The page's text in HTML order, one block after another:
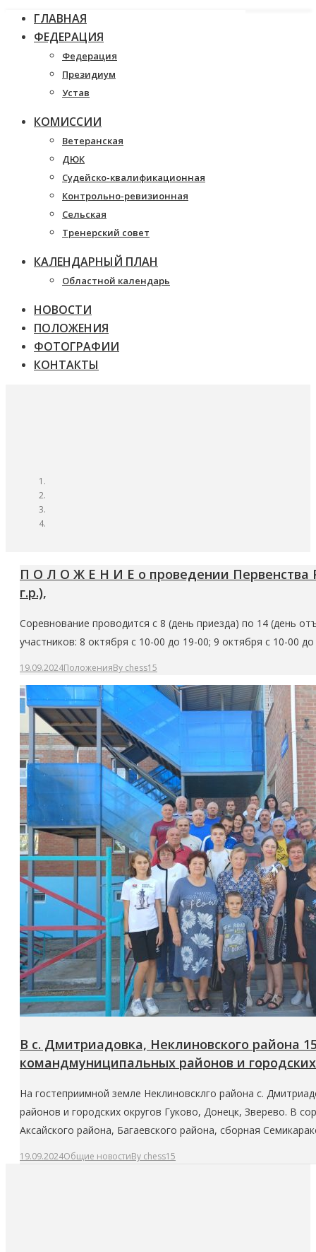
ГЛАВНАЯ
ФЕДЕРАЦИЯ
Федерация
Президиум
Устав
КОМИССИИ
Ветеранская
ДЮК
Судейско-квалификационная
Контрольно-ревизионная
Сельская
Тренерский совет
КАЛЕНДАРНЫЙ ПЛАН
Областной календарь
НОВОСТИ
ПОЛОЖЕНИЯ
ФОТОГРАФИИ
КОНТАКТЫ
П О Л О Ж Е Н И Е о проведении Первенства
г.р.),
Соревнование проводится с 8 (день приезда) по 14 (день
участников: 8 октября с 10-00 до 19-00; 9 октября с 10-00
19.09.2024ПоложенияBy chess15
В с. Дмитриадовка, Неклиновского района
командмуниципальных районов и
На гостеприимной земле Неклиновсклго района с.
районов и городских округов Гуково, Донецк, Зверево. В
Аксайского района, Багаевского района, сборная
19.09.2024Общие новостиBy chess15